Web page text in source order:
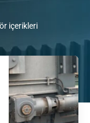
içerikleri